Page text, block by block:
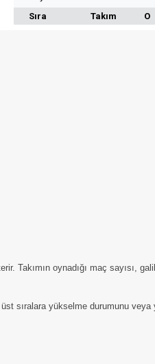
Sıra Takım O
Takımın oynadığı maç sayısı,
sıralara yükselme durumunu